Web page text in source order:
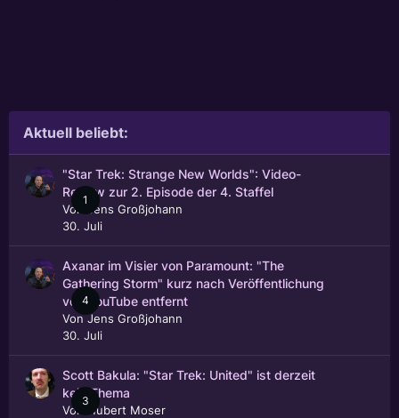
Aktuell beliebt:
1
"Star Trek: Strange New Worlds": Video-
Review zur 2. Episode der 4. Staffel
Von
Jens Großjohann
30. Juli
4
Axanar im Visier von Paramount: "The
Gathering Storm" kurz nach Veröffentlichung
von YouTube entfernt
VonJens Großjohann
30. Juli
3
Scott Bakula: "Star Trek: United" ist derzeit
kein Thema
Von
Hubert Moser